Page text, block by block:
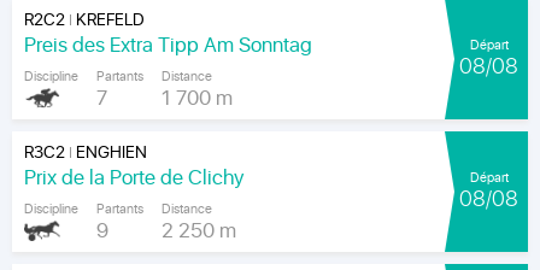
R2C2| KREFELD
Preis des Extra Tipp Am Sonntag
Discipline Partants
7
Distance
1 700 m
Départ
08/08
R3C2| ENGHIEN
Prix de la Porte de Clichy
Discipline Partants
9
Distance
2 250 m
Départ
08/08